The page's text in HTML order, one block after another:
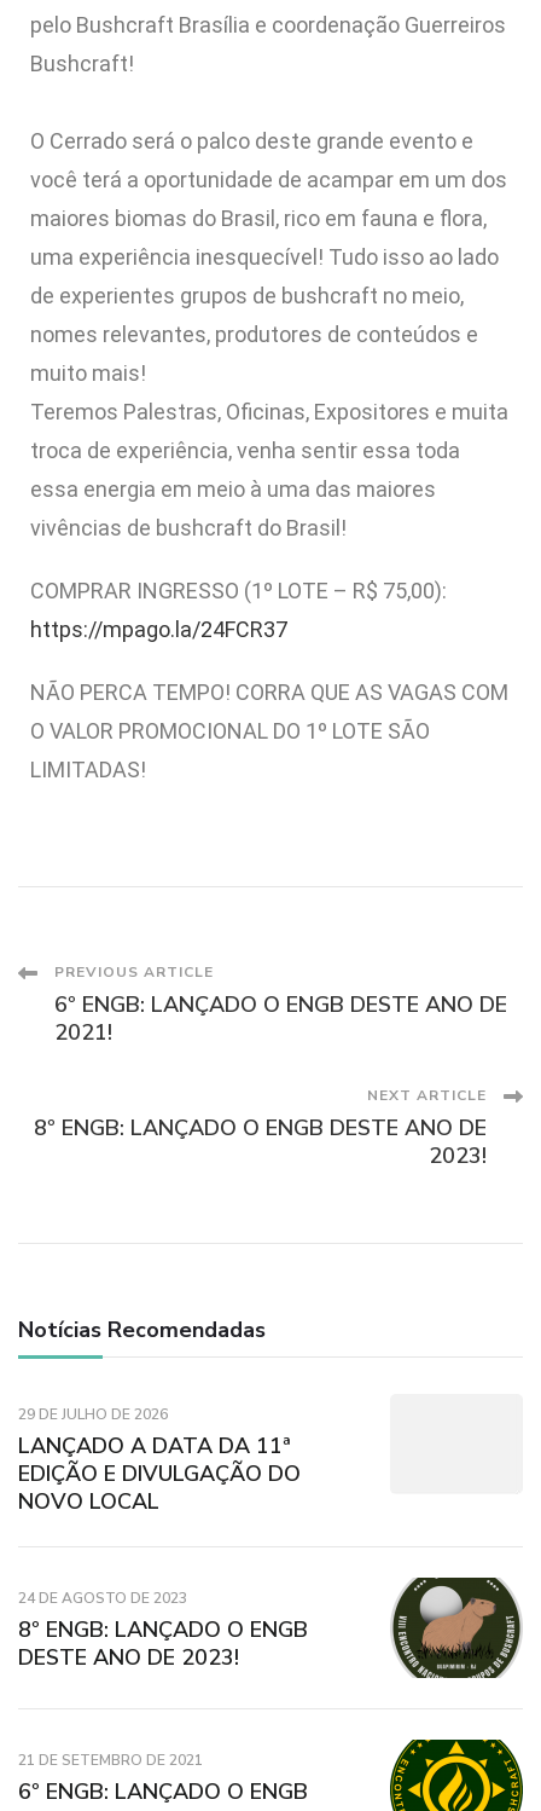
pelo Bushcraft Brasília e coordenação Guerreiros
Bushcraft!
O Cerrado será o palco deste grande evento e
você terá a oportunidade de acampar em um dos
maiores biomas do Brasil, rico em fauna e flora,
uma experiência inesquecível! Tudo isso ao lado
de experientes grupos de bushcraft no meio,
nomes relevantes, produtores de conteúdos e
muito mais!
Teremos Palestras, Oficinas, Expositores e muita
troca de experiência, venha sentir essa toda
essa energia em meio à uma das maiores
vivências de bushcraft do Brasil!
COMPRAR INGRESSO (1º LOTE – R$ 75,00):
https://mpago.la/24FCR37
NÃO PERCA TEMPO! CORRA QUE AS VAGAS COM
O VALOR PROMOCIONAL DO 1º LOTE SÃO
LIMITADAS!
PREVIOUS ARTICLE
6º ENGB: LANÇADO O ENGB DESTE ANO DE
2021!
NEXT ARTICLE
8º ENGB: LANÇADO O ENGB DESTE ANO DE
2023!
Notícias Recomendadas
29 DE JULHO DE 2026
LANÇADO A DATA DA 11ª
EDIÇÃO E DIVULGAÇÃO DO
NOVO LOCAL
24 DE AGOSTO DE 2023
8º ENGB: LANÇADO O ENGB
DESTE ANO DE 2023!
21 DE SETEMBRO DE 2021
6º ENGB: LANÇADO O ENGB